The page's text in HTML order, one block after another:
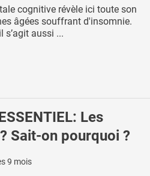
cognitive révèle ici toute son
âgées souffrant d'insomnie.
s’agit aussi ...
Les
Sait-on pourquoi ?
9 mois